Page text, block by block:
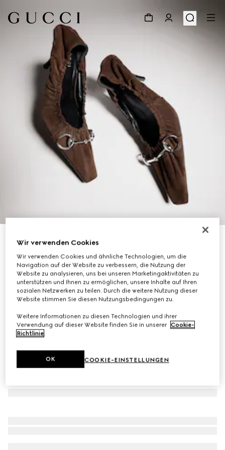
1/7
Vittoria Damenpumps mit Gummizug
€ 950
Variantendunkelbraunes Wildleder
Wir verwenden Cookies
Wir verwenden Cookies und ähnliche Technologien, um die
Navigation auf der Website zu verbessern, die Nutzung der
Website zu analysieren, uns bei unseren Marketingaktivitäten zu
unterstützen und Ihnen zu ermöglichen, unsere Inhalte auf Ihren
sozialen Netzwerken zu teilen. Durch die weitere Nutzung dieser
Website stimmen Sie diesen Nutzungsbedingungen zu.
Weitere Informationen zu diesen Technologien und ihrer
Verwendung auf dieser Website finden Sie in unserer Cookie-
Richtlinie.
COOKIE-EINSTELLUNGEN
OK